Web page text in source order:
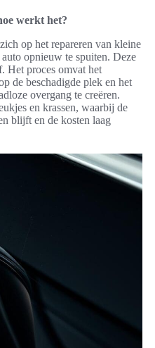
werkt het?
op het repareren van kleine
opnieuw te spuiten. Deze
Het proces omvat het
de beschadigde plek en het
overgang te creëren.
en krassen, waarbij de
blijft en de kosten laag